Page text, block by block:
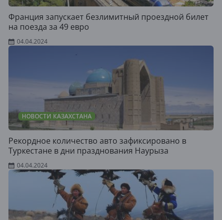
Франция запускает безлимитный проездной билет
на поезда за 49 евро
04.04.2024
НОВОСТИ КАЗАХСТАНА
Рекордное количество авто зафиксировано в
Туркестане в дни празднования Наурыза
04.04.2024